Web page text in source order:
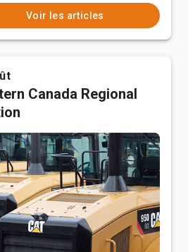
Voir les articles
Canada Regional